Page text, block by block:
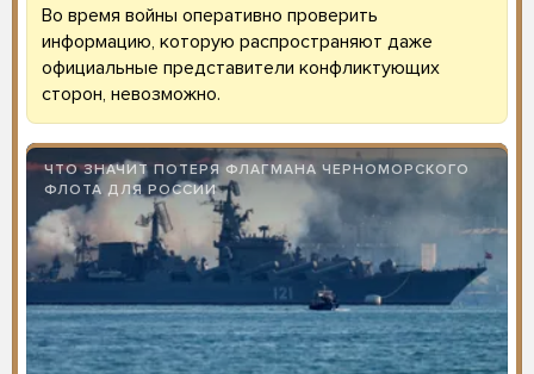
Во время войны оперативно проверить
информацию, которую распространяют даже
официальные представители конфликтующих
сторон, невозможно.
ЧТО ЗНАЧИТ ПОТЕРЯ ФЛАГМАНА ЧЕРНОМОРСКОГО
ФЛОТА ДЛЯ РОССИИ